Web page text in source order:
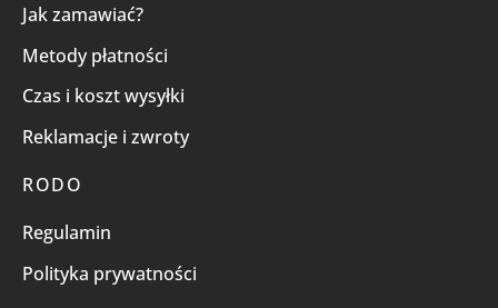
Jak zamawiać?
Metody płatności
Czas i koszt wysyłki
Reklamacje i zwroty
RODO
Regulamin
Polityka prywatności